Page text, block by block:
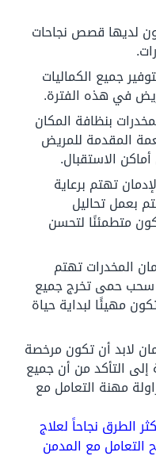
لديها قصص نجاحات
جميع الكماليات
في هذه الفترة.
بنظافة المكان
المقدمة للمريض
الاستقبال.
تهتم برعاية
بعمل تحاليل
متطمئنًا لتحسن
المخدرات تهتم
سحب حمى تخرج جميع
مهيئًا لبداية حياة
لابد أن تكون مرخصة
إلى التأكد من أن جميع
مهنة التعامل مع
الطرق نجاحاً لعلاج
التعامل مع المدمن